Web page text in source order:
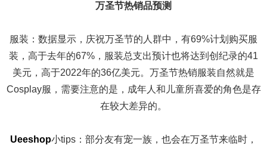
万圣节热销品预测
服装：数据显示，庆祝万圣节的人群中，有69%计划购买服
装，高于去年的67%，服装总支出预计也将达到创纪录的41
美元，高于2022年的36亿美元。万圣节热销服装自然就是
Cosplay服，需要注意的是，成年人和儿童所喜爱的角色是存
在较大差异的。
Ueeshop小tips：部分友有宠一族，也会在万圣节来临时，